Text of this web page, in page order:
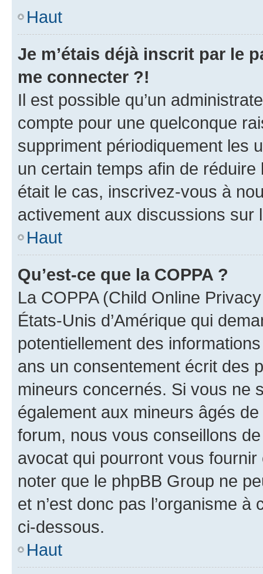
Haut
Je m’étais déjà inscrit par le
me connecter ?!
Il est possible qu’un
compte pour une quelconque
suppriment périodiquement les
un certain temps afin de
était le cas, inscrivez-vous à
activement aux discussions sur
Haut
Qu’est-ce que la COPPA ?
La COPPA (Child Online
États-Unis d’Amérique qui
potentiellement des
ans un consentement écrit des
mineurs concernés. Si vous ne
également aux mineurs âgés
forum, nous vous conseillons
avocat qui pourront vous
noter que le phpBB Group ne
et n’est donc pas l’organisme
ci-dessous.
Haut